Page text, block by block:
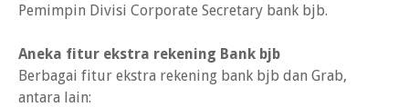
Pemimpin Divisi Corporate Secretary bank bjb.
Aneka fitur ekstra rekening Bank bjb
Berbagai fitur ekstra rekening bank bjb dan Grab,
antara lain: